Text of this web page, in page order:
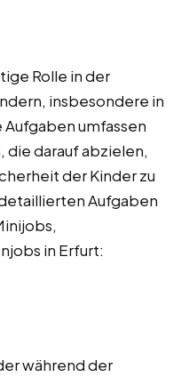
Rolle in der
insbesondere in
umfassen
die darauf abzielen,
der Kinder zu
Aufgaben
in Erfurt:
während der